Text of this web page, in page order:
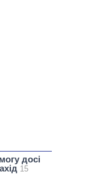
досі
15